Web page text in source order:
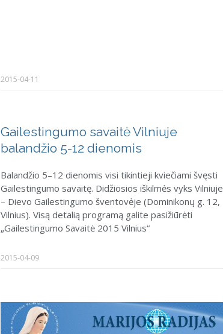
2015-04-11
Gailestingumo savaitė Vilniuje
balandžio 5-12 dienomis
Balandžio 5–12 dienomis visi tikintieji kviečiami švęsti
Gailestingumo savaitę. Didžiosios iškilmės vyks Vilniuje
– Dievo Gailestingumo šventovėje (Dominikonų g. 12,
Vilnius). Visą detalią programą galite pasižiūrėti
„Gailestingumo Savaitė 2015 Vilnius“
2015-04-09